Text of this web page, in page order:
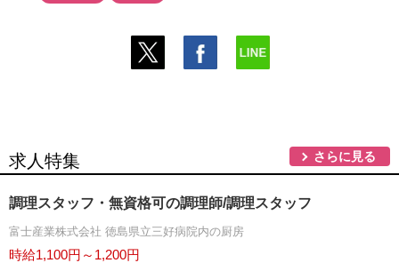
求人特集 さらに見る
調理スタッフ・無資格可の調理師/調理スタッフ
富士産業株式会社 徳島県立三好病院内の厨房
時給1,100円～1,200円